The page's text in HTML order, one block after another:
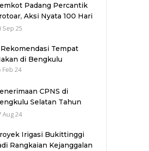
Publik
Padang Percantik
Aksi Nyata 100 Hari
Fadly–Maigus Dan
pinggiran Kota
Sep 25
Tempat
di Bengkulu
Feb 24
CPNS di
Selatan Tahun
Kuota dan Jadwal
Aug 24
Irigasi Bukittinggi
Rangkaian Kejanggalan